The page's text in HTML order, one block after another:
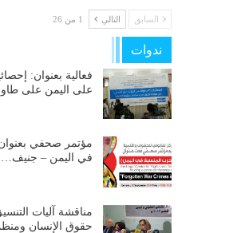
السابق التالي 1 من 26
ندوات
على اليمن على
مؤتمر صحفي
في اليمن – جنيف…
مناقشة آليات
حقوق الإنسان